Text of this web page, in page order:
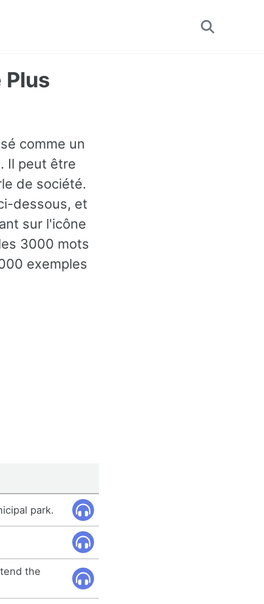
Toggle
comme un
Il peut être
de société.
dessous, et
sur l'icône
3000 mots
exemples
park.
the